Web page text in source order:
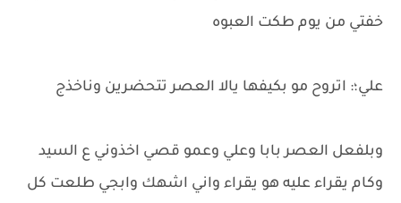
خفتي من يوم طكت العبوه
علي؛: اتروح مو بكيفها يالا العصر تتحضرين وناخذج
وبلفعل العصر بابا وعلي وعمو قصي اخذوني ع السيد
وكام يقراء عليه هو يقراء واني اشهك وابجي طلعت كل